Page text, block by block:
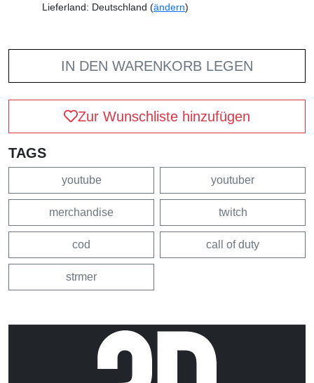
Lieferland: Deutschland (ändern)
IN DEN WARENKORB LEGEN
Zur Wunschliste hinzufügen
TAGS
youtube youtuber
merchandise twitch
cod call of duty
strmer